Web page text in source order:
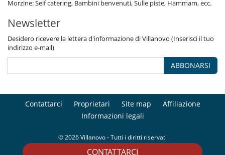
CONTATTARCI
Morzine: Self catering, Bambini benvenuti, Sulle piste, Hammam, ecc.
Newsletter
Desidero ricevere la lettera d'informazione di Villanovo (Inserisci il tuo
indirizzo e-mail)
ABBONARSI
Contattarci Proprietari Site map
Affiliazione
Informazioni legali
© 2026 Villanovo - Tutti i diritti riservati